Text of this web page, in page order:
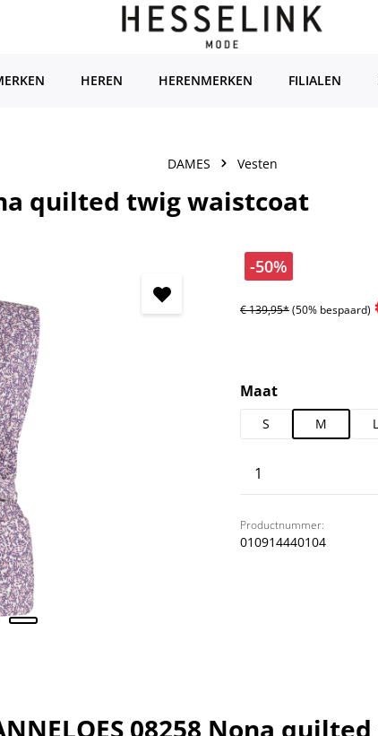
HEREN HERENMERKEN FILIALEN
DAMES Vesten
quilted twig waistcoat
-50%
€ 139,95*(50% bespaard)
Selecteer
Maat
S M L
Productnummer:
010914440104
08258 Nona